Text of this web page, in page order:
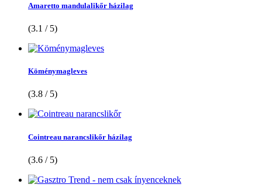
Amaretto mandulalikőr házilag
(3.1 / 5)
Köménymagleves
(3.8 / 5)
Cointreau narancslikőr házilag
(3.6 / 5)